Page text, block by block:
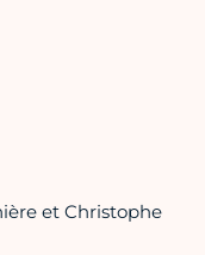
et Christophe